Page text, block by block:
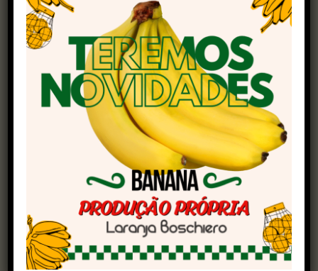
corpo limpa, com brilho metálico característico,
e escamas, nadadeiras e caudas bem aderidas
ao corpo, além de brânquias (ou guelras)
úmidas, com coloração avermelhada, mas sem
sangramentos”, detalha a nutricionista.
No local de venda, o pescado deve estar disposto
sobre uma camada uniforme de gelo. “O
pescado fresco deve ser embalado em saco
plástico bem fechado e guardado no refrigerador
após a compra, preferencialmente em
temperaturas próximas a 0 °C. É recomendável
consumi-lo em até dois dias”, aconselha. Já no